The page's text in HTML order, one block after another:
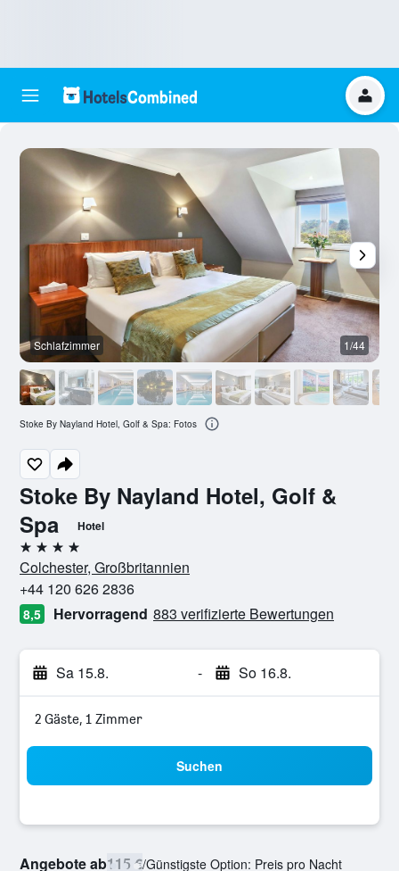
Stoke By Nayland Hotel, Golf &
Spa
Hotel
4 Sterne
Colchester, Großbritannien
+44 120 626 2836
8,5 Hervorragend 883 verifizierte Bewertungen
Sa 15.8. - So 16.8.
2 Gäste, 1 Zimmer
Suchen
Angebote ab115 €/Günstigste Option: Preis pro Nacht
Schlafzimmer 1/44
Stoke By Nayland Hotel, Golf & Spa: Fotos